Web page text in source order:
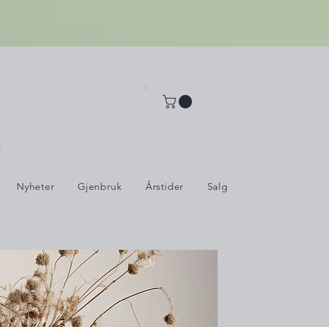
Nyheter Gjenbruk Årstider Salg